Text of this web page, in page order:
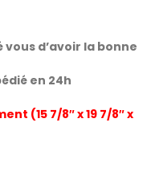
d’avoir la bonne
en 24h
(15 7/8″ x 19 7/8″ x